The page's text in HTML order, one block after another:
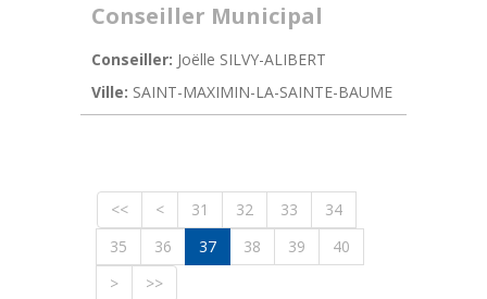
Conseiller Municipal
Conseiller: Joëlle SILVY-ALIBERT
Ville: SAINT-MAXIMIN-LA-SAINTE-BAUME
<< < 31 32 33
34
35
36 37 38 39
40
>
>>